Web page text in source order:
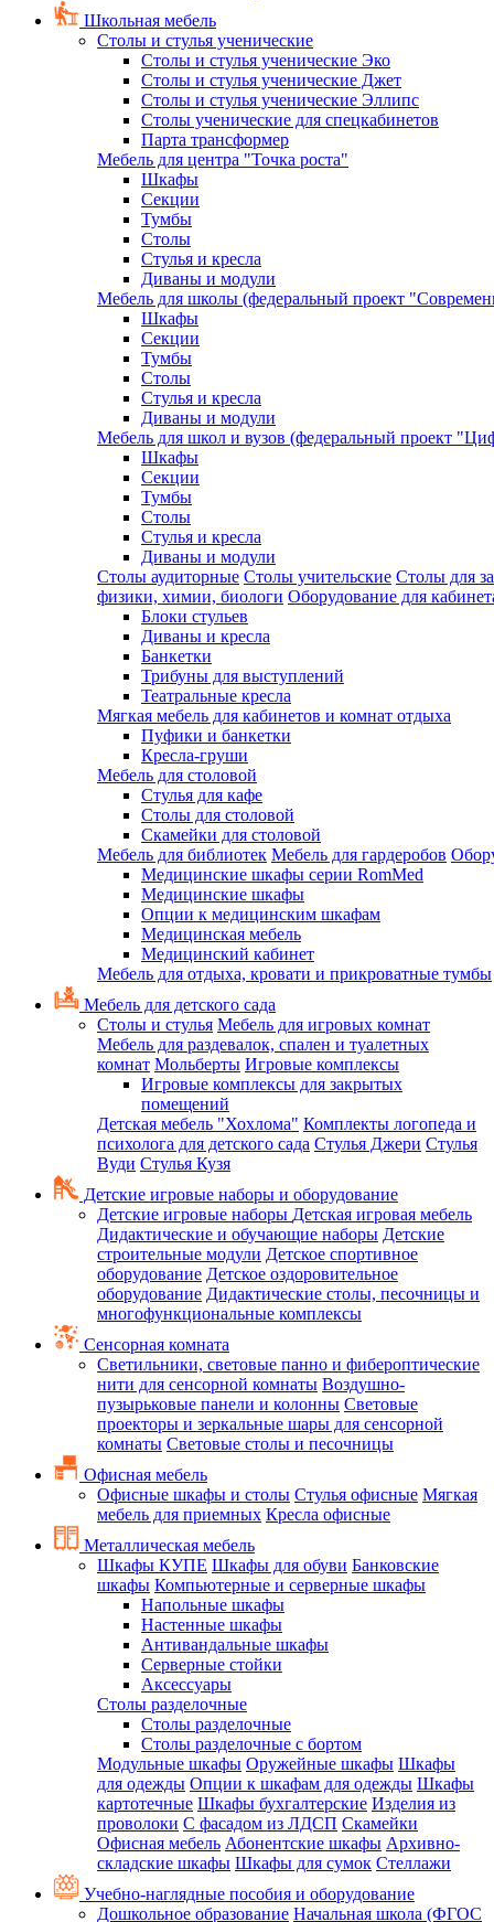
Школьная мебель
Столы и стулья ученические
Столы и стулья ученические Эко
Столы и стулья ученические Джет
Столы и стулья ученические Эллипс
Столы ученические для спецкабинетов
Парта трансформер
Мебель для центра "Точка роста"
Шкафы
Секции
Тумбы
Столы
Стулья и кресла
Диваны и модули
Мебель для школы (федеральный проект
Шкафы
Секции
Тумбы
Столы
Стулья и кресла
Диваны и модули
Мебель для школ и вузов (федеральный проект
Шкафы
Секции
Тумбы
Столы
Стулья и кресла
Диваны и модули
Столы аудиторные Столы учительские Столы для
физики, химии, биологи Оборудование для
Блоки стульев
Диваны и кресла
Банкетки
Трибуны для выступлений
Театральные кресла
Мягкая мебель для кабинетов и комнат отдыха
Пуфики и банкетки
Кресла-груши
Мебель для столовой
Cтулья для кафе
Cтолы для столовой
Скамейки для столовой
Мебель для библиотек Мебель для гардеробов
Медицинские шкафы серии RomMed
Медицинские шкафы
Опции к медицинским шкафам
Медицинская мебель
Медицинский кабинет
Мебель для отдыха, кровати и прикроватные тумбы
Мебель для детского сада
Столы и стулья Мебель для игровых комнат
Мебель для раздевалок, спален и туалетных
комнат Мольберты Игровые комплексы
Игровые комплексы для закрытых
помещений
Детская мебель "Хохлома" Комплекты логопеда и
психолога для детского сада Стулья Джери Стулья
Вуди Стулья Кузя
Детские игровые наборы и оборудование
Детские игровые наборы Детская игровая мебель
Дидактические и обучающие наборы Детские
строительные модули Детское спортивное
оборудование Детское оздоровительное
оборудование Дидактические столы, песочницы и
многофункциональные комплексы
Сенсорная комната
Светильники, световые панно и фибероптические
нити для сенсорной комнаты Воздушно-
пузырьковые панели и колонны Световые
проекторы и зеркальные шары для сенсорной
комнаты Световые столы и песочницы
Офисная мебель
Офисные шкафы и столы Стулья офисные Мягкая
мебель для приемных Кресла офисные
Металлическая мебель
Шкафы КУПЕ Шкафы для обуви Банковские
шкафы Компьютерные и серверные шкафы
Напольные шкафы
Настенные шкафы
Антивандальные шкафы
Серверные стойки
Аксессуары
Столы разделочные
Столы разделочные
Столы разделочные с бортом
Модульные шкафы Оружейные шкафы Шкафы
для одежды Опции к шкафам для одежды Шкафы
картотечные Шкафы бухгалтерские Изделия из
проволоки С фасадом из ЛДСП Скамейки
Офисная мебель Абонентские шкафы Архивно-
складские шкафы Шкафы для сумок Стеллажи
Учебно-наглядные пособия и оборудование
Дошкольное образование Начальная школа (ФГОС